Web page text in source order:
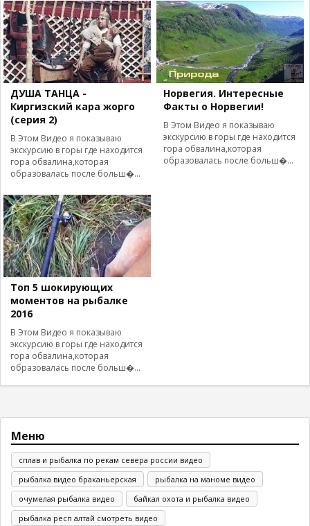
ДУША ТАНЦА -
Киргизский кара жорго
(серия 2)
В Этом Видео я показываю
экскурсию в горы где находится
гора обвалина,которая
образовалась после больш�...
Норвегия. Интересные
Факты о Норвегии!
В Этом Видео я показываю
экскурсию в горы где находится
гора обвалина,которая
образовалась после больш�...
Топ 5 шокирующих
моментов на рыбалке
2016
В Этом Видео я показываю
экскурсию в горы где находится
гора обвалина,которая
образовалась после больш�...
Меню
сплав и рыбалка по рекам севера россии видео
рыбалка видео браканьерская
рыбалка на маноме видео
очумелая рыбалка видео
байкал охота и рыбалка видео
рыбалка респ алтай смотреть видео